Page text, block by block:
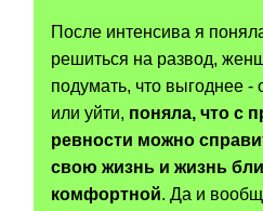
После интенсива я
решиться на развод,
подумать, что выгоднее -
или уйти, поняла, что с
ревности можно
свою жизнь и жизнь
комфортной. Да и